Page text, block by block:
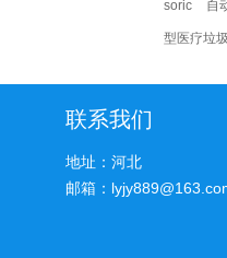
soric 自
型医疗垃
联系我们
地址：河北
邮箱：